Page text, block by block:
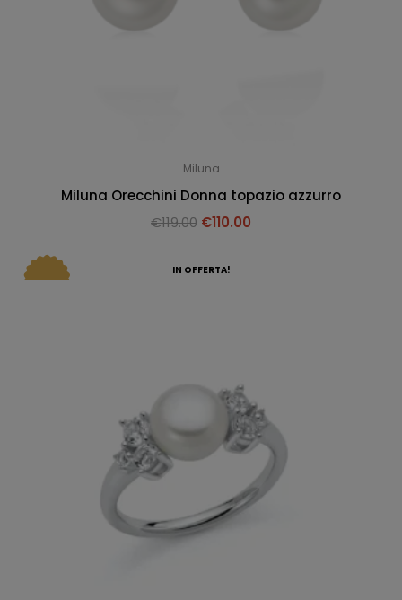
Miluna
Miluna Orecchini Donna topazio azzurro
€119.00 €110.00
IN OFFERTA!